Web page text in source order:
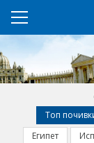
ЕКСКУРЗИИ
ПОЧИВКИ
Топ
Египет